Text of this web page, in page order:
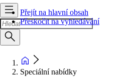
Přejít na hlavní obsah
Přeskočit na vyhledávání
Speciální nabídky